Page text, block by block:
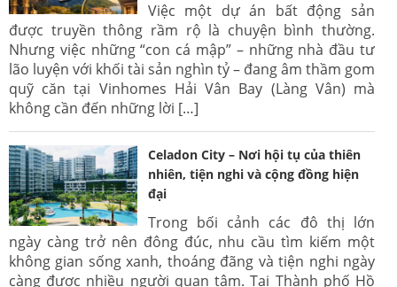
Việc một dự án bất động sản
được truyền thông rầm rộ là chuyện bình thường.
Nhưng việc những “con cá mập” – những nhà đầu tư
lão luyện với khối tài sản nghìn tỷ – đang âm thầm gom
quỹ căn tại Vinhomes Hải Vân Bay (Làng Vân) mà
không cần đến những lời […]
Celadon City – Nơi hội tụ của thiên
nhiên, tiện nghi và cộng đồng hiện
đại
Trong bối cảnh các đô thị lớn
ngày càng trở nên đông đúc, nhu cầu tìm kiếm một
không gian sống xanh, thoáng đãng và tiện nghi ngày
càng được nhiều người quan tâm. Tại Thành phố Hồ